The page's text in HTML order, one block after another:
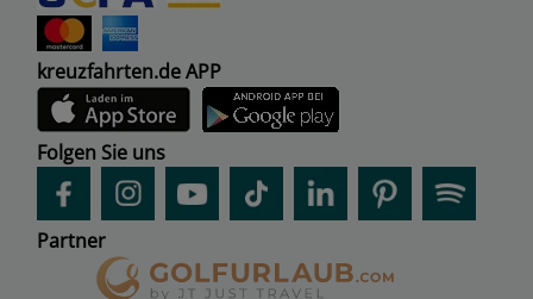
kreuzfahrten.de APP
Folgen Sie uns
Partner